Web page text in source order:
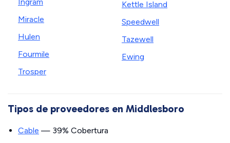
Miracle
Hulen
Fourmile
Trosper
Kettle Island
Speedwell
Tazewell
Ewing
Tipos de proveedores en Middlesboro
Cable — 39% Cobertura